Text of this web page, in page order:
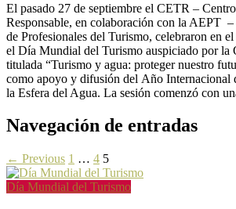
El pasado 27 de septiembre el CETR –
Responsable, en colaboración con la AEPT
de Profesionales del Turismo, celebraron en
el Día Mundial del Turismo auspiciado por
titulada “Turismo y agua: proteger nuestro
como apoyo y difusión del Año Internacional
la Esfera del Agua. La sesión comenzó con
Navegación de entradas
← Previous 1 … 4 5
Día Mundial del Turismo